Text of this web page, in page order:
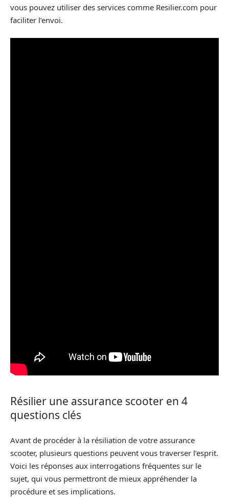
vous pouvez utiliser des services comme Resilier.com pour
faciliter l’envoi.
Résilier une assurance scooter en 4
questions clés
Avant de procéder à la résiliation de votre assurance
scooter, plusieurs questions peuvent vous traverser l’esprit.
Voici les réponses aux interrogations fréquentes sur le
sujet, qui vous permettront de mieux appréhender la
procédure et ses implications.